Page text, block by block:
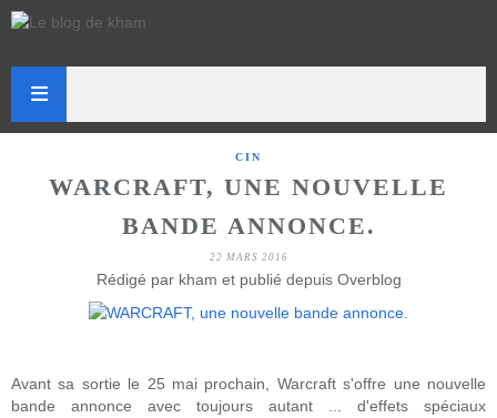
CIN
WARCRAFT, UNE NOUVELLE
BANDE ANNONCE.
22 MARS 2016
Rédigé par kham et publié depuis Overblog
Avant sa sortie le 25 mai prochain, Warcraft s'offre une nouvelle
bande annonce avec toujours autant ... d'effets spéciaux